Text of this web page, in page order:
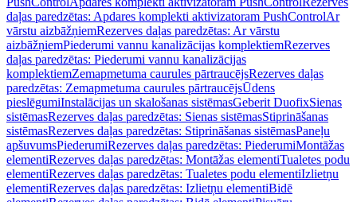
daļas paredzētas: Apdares komplekti aktivizatoram PushControlAr
vārstu aizbāžņiemRezerves daļas paredzētas: Ar vārstu
aizbāžņiemPiederumi vannu kanalizācijas komplektiemRezerves
daļas paredzētas: Piederumi vannu kanalizācijas
komplektiemZemapmetuma caurules pārtraucējsRezerves daļas
paredzētas: Zemapmetuma caurules pārtraucējsŪdens
pieslēgumiInstalācijas un skalošanas sistēmasGeberit DuofixSienas
sistēmasRezerves daļas paredzētas: Sienas sistēmasStiprināšanas
sistēmasRezerves daļas paredzētas: Stiprināšanas sistēmasPaneļu
apšuvumsPiederumiRezerves daļas paredzētas: PiederumiMontāžas
elementiRezerves daļas paredzētas: Montāžas elementiTualetes podu
elementiRezerves daļas paredzētas: Tualetes podu elementiIzlietņu
elementiRezerves daļas paredzētas: Izlietņu elementiBidē